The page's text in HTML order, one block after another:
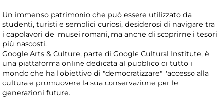
Un immenso patrimonio che può essere utilizzato da
studenti, turisti e semplici curiosi, desiderosi di navigare tra
i capolavori dei musei romani, ma anche di scoprirne i tesori
più nascosti.
Google Arts & Culture, parte di Google Cultural Institute, è
una piattaforma online dedicata al pubblico di tutto il
mondo che ha l'obiettivo di "democratizzare" l'accesso alla
cultura e promuovere la sua conservazione per le
generazioni future.